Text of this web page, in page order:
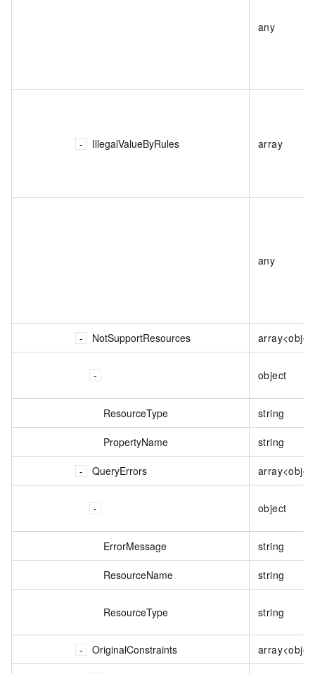
any
IllegalValueByRules array
any
NotSupportResources
object
ResourceType string
PropertyName string
QueryErrors
object
ErrorMessage string
ResourceName string
ResourceType string
OriginalConstraints